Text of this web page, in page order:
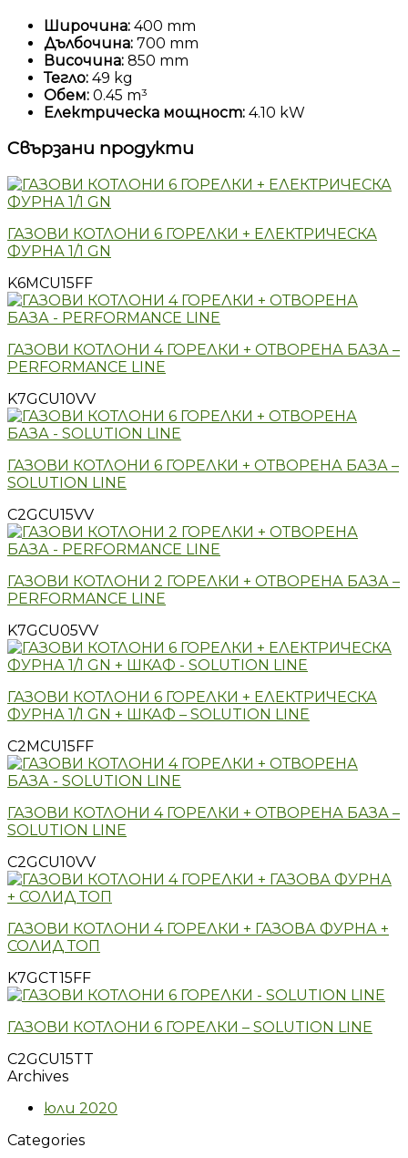
Широчина: 400 mm
Дълбочина: 700 mm
Височина: 850 mm
Тегло: 49 kg
Обем: 0.45 m³
Електрическа мощност: 4.10 kW
Свързани продукти
ГАЗОВИ КОТЛОНИ 6 ГОРЕЛКИ + ЕЛЕКТРИЧЕСКА
ФУРНА 1/1 GN
K6MCU15FF
ГАЗОВИ КОТЛОНИ 4 ГОРЕЛКИ + ОТВОРЕНА БАЗА –
PERFORMANCE LINE
K7GCU10VV
ГАЗОВИ КОТЛОНИ 6 ГОРЕЛКИ + ОТВОРЕНА БАЗА –
SOLUTION LINE
C2GCU15VV
ГАЗОВИ КОТЛОНИ 2 ГОРЕЛКИ + ОТВОРЕНА БАЗА –
PERFORMANCE LINE
K7GCU05VV
ГАЗОВИ КОТЛОНИ 6 ГОРЕЛКИ + ЕЛЕКТРИЧЕСКА
ФУРНА 1/1 GN + ШКАФ – SOLUTION LINE
C2MCU15FF
ГАЗОВИ КОТЛОНИ 4 ГОРЕЛКИ + ОТВОРЕНА БАЗА –
SOLUTION LINE
C2GCU10VV
ГАЗОВИ КОТЛОНИ 4 ГОРЕЛКИ + ГАЗОВА ФУРНА +
СОЛИД ТОП
K7GCT15FF
ГАЗОВИ КОТЛОНИ 6 ГОРЕЛКИ – SOLUTION LINE
C2GCU15TT
Archives
юли 2020
Categories